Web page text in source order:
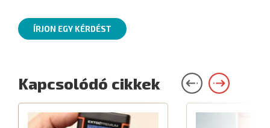
ÍRJON EGY KÉRDÉST
Kapcsolódó cikkek